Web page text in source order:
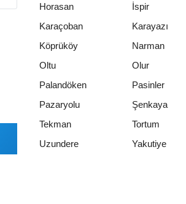
Horasan
İspir
Karaçoban
Karayazı
Köprüköy
Narman
Oltu
Olur
Palandöken
Pasinler
Pazaryolu
Şenkaya
Tekman
Tortum
Uzundere
Yakutiye